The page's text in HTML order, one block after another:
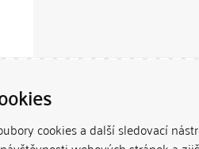
cookies a další sledovací